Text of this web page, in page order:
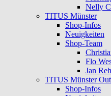
Nelly
TITUS Münster
Shop-Infos
Neuigkeiten
Shop-Team
Flo
Jan
TITUS Münster
Shop-Infos